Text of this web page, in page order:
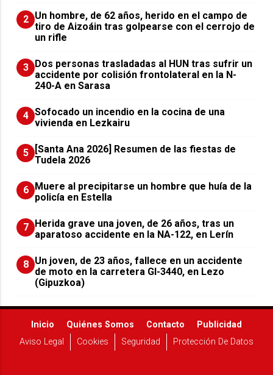
2 Un hombre, de 62 años, herido en el campo de
tiro de Aizoáin tras golpearse con el cerrojo de
un rifle
3 ​Dos personas trasladadas al HUN tras sufrir un
accidente por colisión frontolateral en la N-
240-A en Sarasa
4 Sofocado un incendio en la cocina de una
vivienda en Lezkairu
5
[Santa Ana 2026] Resumen de las fiestas de
Tudela 2026
6 Muere al precipitarse un hombre que huía de la
policía en Estella
7 Herida grave una joven, de 26 años, tras un
aparatoso accidente en la NA-122, en Lerín
8 Un joven, de 23 años, fallece en un accidente
de moto en la carretera GI-3440, en Lezo
(Gipuzkoa)
Inicio Quiénes Somos Contacto
Publicidad
Aviso Legal
Cookies Seguridad Protección De Datos